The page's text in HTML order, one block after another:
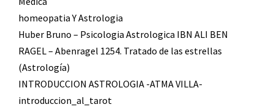
homeopatia Y Astrologia
Huber Bruno – Psicologia Astrologica IBN ALI BEN
RAGEL – Abenragel 1254. Tratado de las estrellas
(Astrología)
INTRODUCCION ASTROLOGIA -ATMA VILLA-
introduccion_al_tarot